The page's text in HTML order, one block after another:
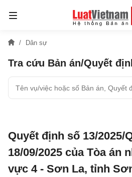
Dân sự
Tra cứu Bản án/Quyết
Quyết định số 13/2025/
18/09/2025 của Tòa án
vực 4 - Sơn La, tỉnh